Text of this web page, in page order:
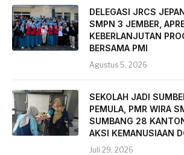
DELEGASI JRCS
SMPN 3 JEMBER,
KEBERLANJUTAN
BERSAMA PMI
Agustus 5, 2026
SEKOLAH JADI
PEMULA, PMR WIRA
SUMBANG 28
AKSI KEMANUSIAAN
Juli 29, 2026